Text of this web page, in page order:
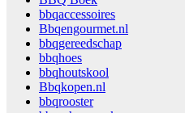
bbqaccessoires
Bbqengourmet.nl
bbqgereedschap
bbqhoes
bbqhoutskool
Bbqkopen.nl
bbqrooster